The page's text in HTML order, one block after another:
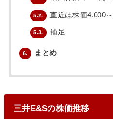
5.2. 直近は株価4,000
5.3. 補足
6. まとめ
三井E&Sの株価推移